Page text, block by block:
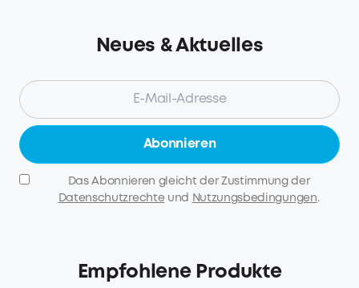
Neues & Aktuelles
Abonnieren
Das Abonnieren gleicht der Zustimmung der
Datenschutzrechte und Nutzungsbedingungen.
Empfohlene Produkte